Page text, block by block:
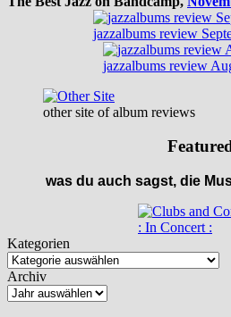
jazzalbums review
jazzalbums review
other site of album reviews
was du auch sagst, die
: In Concert :
Kategorien
Archiv